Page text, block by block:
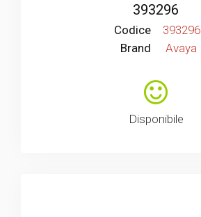
393296
Codice
393296
Brand
Avaya
Disponibile